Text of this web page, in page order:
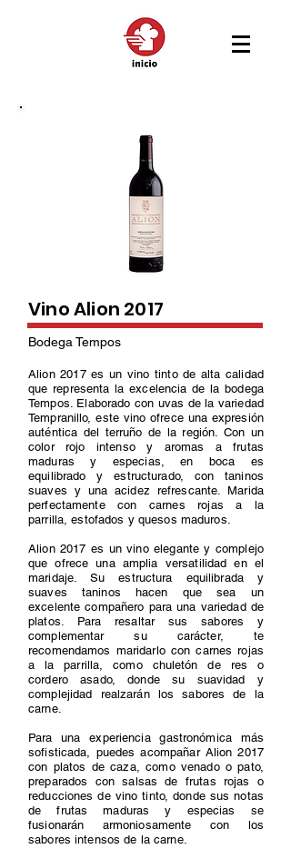
Vino Alion 2017
Bodega Tempos
Alion 2017 es un vino tinto de alta calidad
que representa la excelencia de la bodega
Tempos. Elaborado con uvas de la variedad
Tempranillo, este vino ofrece una expresión
auténtica del terruño de la región. Con un
color rojo intenso y aromas a frutas
maduras y especias, en boca es
equilibrado y estructurado, con taninos
suaves y una acidez refrescante. Marida
perfectamente con carnes rojas a la
parrilla, estofados y quesos maduros.
Alion 2017 es un vino elegante y complejo
que ofrece una amplia versatilidad en el
maridaje. Su estructura equilibrada y
suaves taninos hacen que sea un
excelente compañero para una variedad de
platos. Para resaltar sus sabores y
complementar su carácter, te
recomendamos maridarlo con carnes rojas
a la parrilla, como chuletón de res o
cordero asado, donde su suavidad y
complejidad realzarán los sabores de la
carne.
Para una experiencia gastronómica más
sofisticada, puedes acompañar Alion 2017
con platos de caza, como venado o pato,
preparados con salsas de frutas rojas o
reducciones de vino tinto, donde sus notas
de frutas maduras y especias se
fusionarán armoniosamente con los
sabores intensos de la carne.